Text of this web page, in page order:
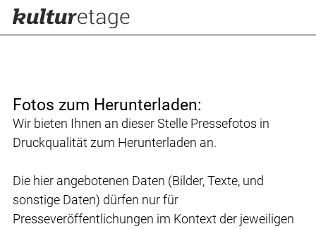
Fotos zum Herunterladen:
Wir bieten Ihnen an dieser Stelle Pressefotos in
Druckqualität zum Herunterladen an.
Die hier angebotenen Daten (Bilder, Texte, und
sonstige Daten) dürfen nur für
Presseveröffentlichungen im Kontext der jeweiligen